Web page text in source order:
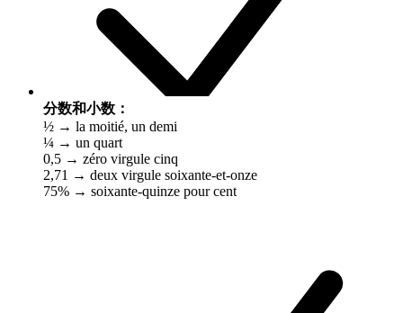
分数和小数：
½ → la moitié, un demi
¼ → un quart
0,5 → zéro virgule cinq
2,71 → deux virgule soixante-et-onze
75% → soixante-quinze pour cent